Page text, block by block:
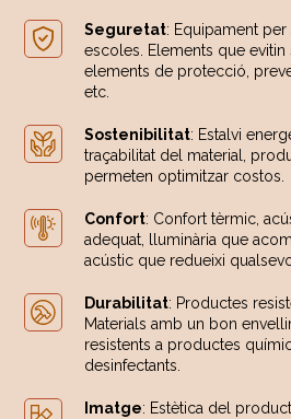
Seguretat: Equipament
escoles. Elements que evitin
elements de protecció,
etc.
Sostenibilitat: Estalvi
traçabilitat del material,
permeten optimitzar costos.
Confort: Confort tèrmic,
adequat, lluminària que
acústic que redueixi
Durabilitat: Productes
Materials amb un bon
resistents a productes
desinfectants.
Imatge: Estètica del